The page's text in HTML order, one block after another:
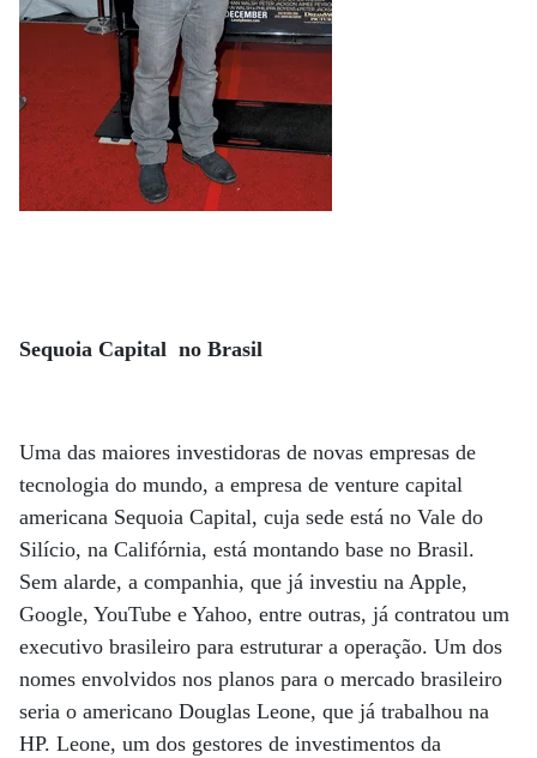
Sequoia Capital no Brasil
Uma das maiores investidoras de novas empresas de
tecnologia do mundo, a empresa de venture capital
americana Sequoia Capital, cuja sede está no Vale do
Silício, na Califórnia, está montando base no Brasil.
Sem alarde, a companhia, que já investiu na Apple,
Google, YouTube e Yahoo, entre outras, já contratou um
executivo brasileiro para estruturar a operação. Um dos
nomes envolvidos nos planos para o mercado brasileiro
seria o americano Douglas Leone, que já trabalhou na
HP. Leone, um dos gestores de investimentos da